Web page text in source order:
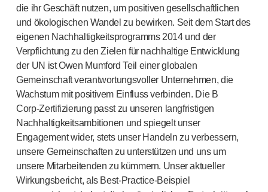
die ihr Geschäft nutzen, um positiven gesellschaftlichen
und ökologischen Wandel zu bewirken. Seit dem Start des
eigenen Nachhaltigkeitsprogramms 2014 und der
Verpflichtung zu den Zielen für nachhaltige Entwicklung
der UN ist Owen Mumford Teil einer globalen
Gemeinschaft verantwortungsvoller Unternehmen, die
Wachstum mit positivem Einfluss verbinden. Die B
Corp-Zertifizierung passt zu unseren langfristigen
Nachhaltigkeitsambitionen und spiegelt unser
Engagement wider, stets unser Handeln zu verbessern,
unsere Gemeinschaften zu unterstützen und uns um
unsere Mitarbeitenden zu kümmern. Unser aktueller
Wirkungsbericht, als Best-Practice-Beispiel